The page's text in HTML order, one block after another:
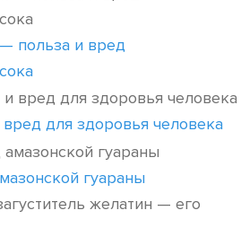
польза и вред
для здоровья человека
гуараны